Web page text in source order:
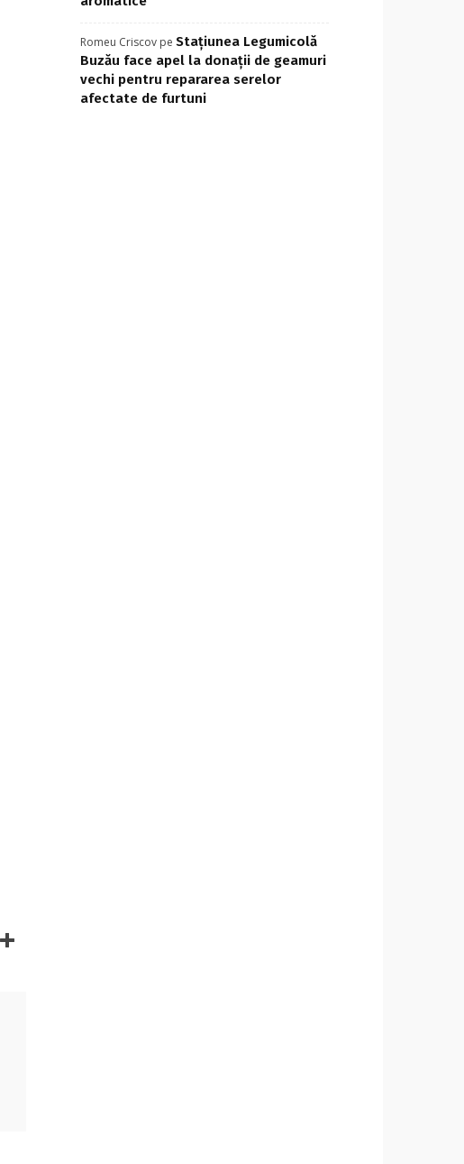
Romeu Criscov pe Stațiunea Legumicolă
Buzău face apel la donații de geamuri
vechi pentru repararea serelor
afectate de furtuni